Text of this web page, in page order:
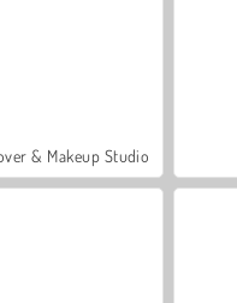
& Makeup Studio